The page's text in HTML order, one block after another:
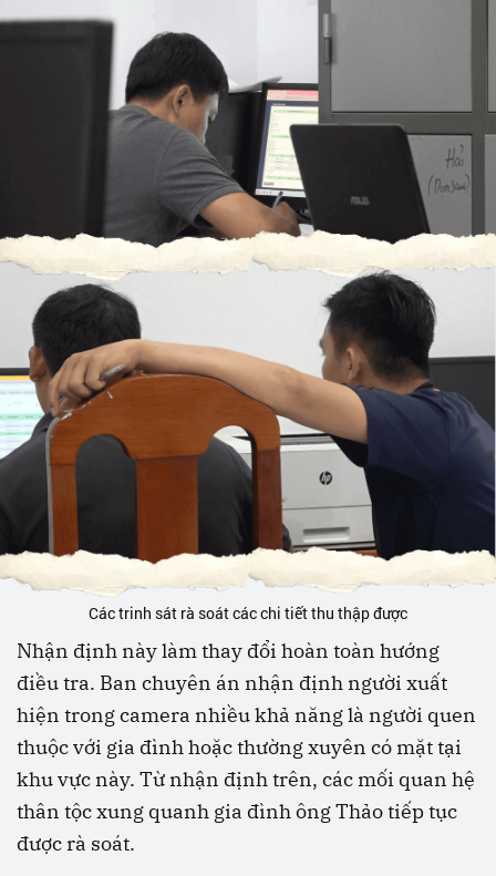
Các trinh sát rà soát các chi tiết thu thập được
Nhận định này làm thay đổi hoàn toàn hướng
điều tra. Ban chuyên án nhận định người xuất
hiện trong camera nhiều khả năng là người quen
thuộc với gia đình hoặc thường xuyên có mặt tại
khu vực này. Từ nhận định trên, các mối quan hệ
thân tộc xung quanh gia đình ông Thảo tiếp tục
được rà soát.